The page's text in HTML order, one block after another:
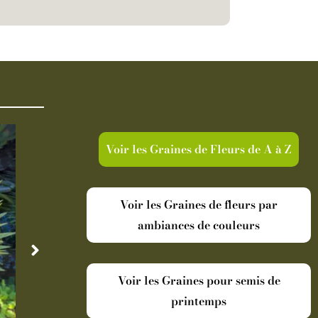
Voir les Graines de Fleurs de A à Z
Voir les Graines de fleurs par
ambiances de couleurs
Voir les Graines pour semis de
printemps